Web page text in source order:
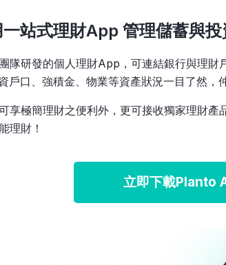
站式理財App 管理儲蓄與投
隊研發的個人理財App，可連結銀行與理財
戶口、強積金、物業等資產狀況一目了然，
享極簡理財之便利外，更可接收獨家理財產
理財！
立即下載Planto